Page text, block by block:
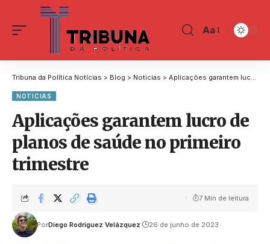
Aa
Tribuna da Política Notícias > Blog > Noticias > Aplicações garantem lucro de planos de saúde no primeiro trimestre
NOTICIAS
Aplicações garantem lucro de
planos de saúde no primeiro
trimestre
PorDiego Rodríguez Velázquez 26 de junho de 2023
7 Min de leitura